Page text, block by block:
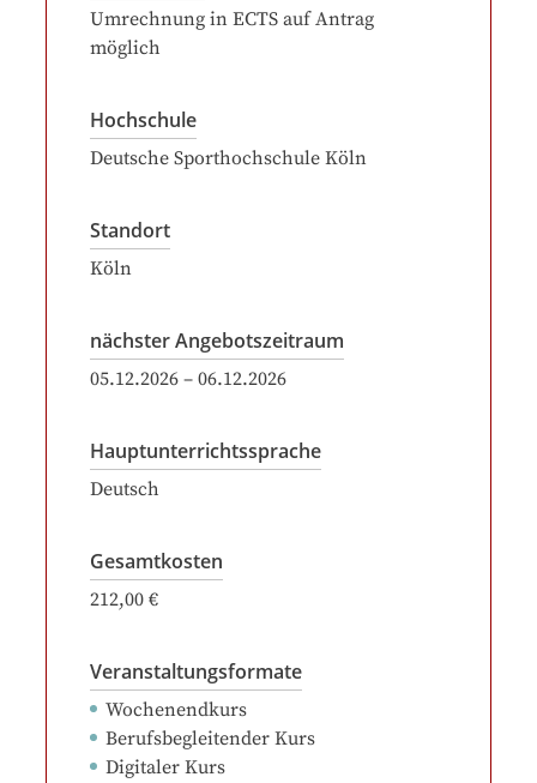
Umrechnung in ECTS auf Antrag
möglich
Hochschule
Deutsche Sporthochschule Köln
Standort
Köln
nächster Angebotszeitraum
05.12.2026 – 06.12.2026
Hauptunterrichtssprache
Deutsch
Gesamtkosten
212,00 €
Veranstaltungsformate
Wochenendkurs
Berufsbegleitender Kurs
Digitaler Kurs